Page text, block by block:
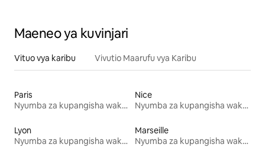
Maeneo ya kuvinjari
Vituo vya karibu Vivutio Maarufu vya Karibu
Paris
Nyumba za kupangisha wakati wa likizo
Nice
Nyumba za kupangisha wakati wa likizo
Lyon
Nyumba za kupangisha wakati wa likizo
Marseille
Nyumba za kupangisha wakati wa likizo